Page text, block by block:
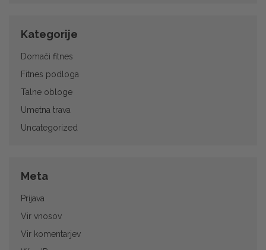
Kategorije
Domači fitnes
Fitnes podloga
Talne obloge
Umetna trava
Uncategorized
Meta
Prijava
Vir vnosov
Vir komentarjev